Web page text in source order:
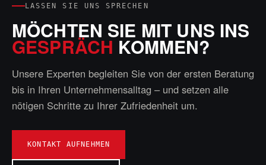
LASSEN SIE UNS SPRECHEN
MÖCHTEN SIE MIT UNS INS
GESPRÄCH KOMMEN?
Unsere Experten begleiten Sie von der ersten Beratung
bis in Ihren Unternehmensalltag – und setzen alle
nötigen Schritte zu Ihrer Zufriedenheit um.
KONTAKT AUFNEHMEN